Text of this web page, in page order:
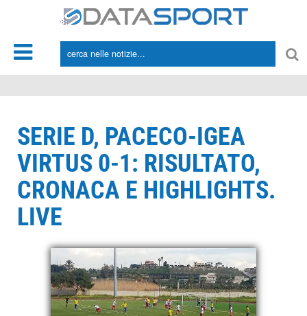
SERIE D, PACECO-IGEA
VIRTUS 0-1: RISULTATO,
CRONACA E HIGHLIGHTS.
LIVE